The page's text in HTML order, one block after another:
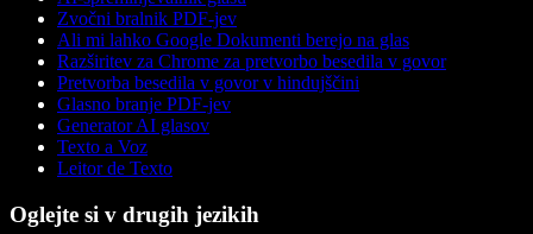
Zvočni bralnik PDF-jev
Ali mi lahko Google Dokumenti berejo na glas
Razširitev za Chrome za pretvorbo besedila v govor
Pretvorba besedila v govor v hindujščini
Glasno branje PDF-jev
Generator AI glasov
Texto a Voz
Leitor de Texto
Oglejte si v drugih jezikih